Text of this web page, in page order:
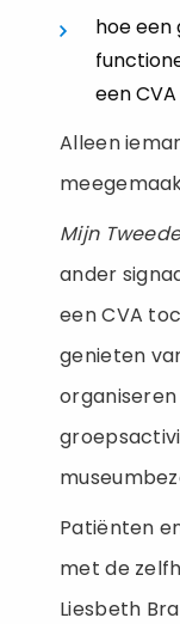
hoe een
een
Alleen
Mijn
ander
een CVA
genieten
Patiënten
met de
Liesbeth